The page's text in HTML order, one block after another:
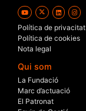
Política de privacitat
Política de cookies
Nota legal
Qui som
La Fundació
Marc d’actuació
El Patronat